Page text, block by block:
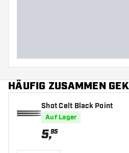
HÄUFIG ZUSAMMEN
Shot Celt Black Point
Auf Lager
5,95